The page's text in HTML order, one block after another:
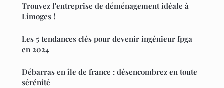
Trouvez l'entreprise de déménagement idéale à
Limoges !
Les 5 tendances clés pour devenir ingénieur fpga
en 2024
Débarras en île de france : désencombrez en toute
sérénité